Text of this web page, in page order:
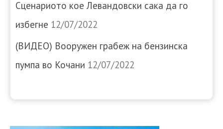
Сценариото кое Левандовски сака да го
избегне 12/07/2022
(ВИДЕО) Вооружен грабеж на бензинска
пумпа во Кочани 12/07/2022